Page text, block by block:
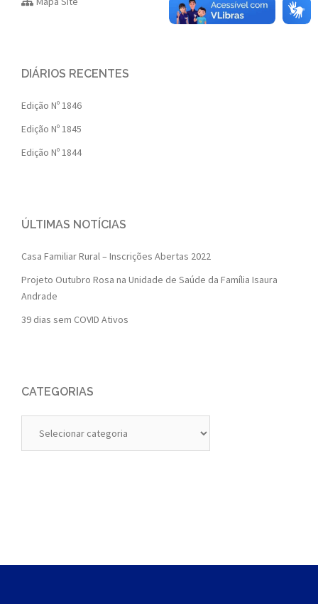
DIÁRIOS RECENTES
Edição Nº 1846
Edição Nº 1845
Edição Nº 1844
ÚLTIMAS NOTÍCIAS
Casa Familiar Rural – Inscrições Abertas 2022
Projeto Outubro Rosa na Unidade de Saúde da Família Isaura
Andrade
39 dias sem COVID Ativos
CATEGORIAS